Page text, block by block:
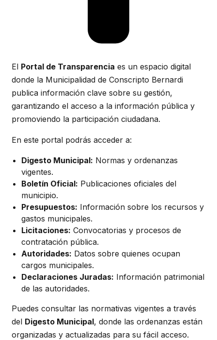
El Portal de Transparencia es un espacio digital
donde la Municipalidad de Conscripto Bernardi
publica información clave sobre su gestión,
garantizando el acceso a la información pública y
promoviendo la participación ciudadana.
En este portal podrás acceder a:
Digesto Municipal: Normas y ordenanzas
vigentes.
Boletín Oficial: Publicaciones oficiales del
municipio.
Presupuestos: Información sobre los recursos y
gastos municipales.
Licitaciones: Convocatorias y procesos de
contratación pública.
Autoridades: Datos sobre quienes ocupan
cargos municipales.
Declaraciones Juradas: Información patrimonial
de las autoridades.
Puedes consultar las normativas vigentes a través
del Digesto Municipal, donde las ordenanzas están
organizadas y actualizadas para su fácil acceso.